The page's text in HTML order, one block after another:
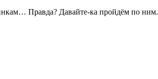
Правда? Давайте-ка пройдём по ним.